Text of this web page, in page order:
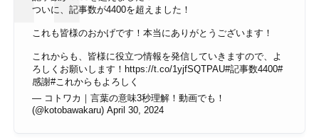
ついに、記事数が4400を超えました！
これも皆様のおかげです！本当にありがとうございます！
これからも、皆様に役立つ情報を発信していきますので、よ
ろしくお願いします！ https://t.co/1yjfSQTPAU#記事数4400#
感謝#これからもよろしく
— コトワカ｜言葉の意味3秒理解！動画でも！
(@kotobawakaru) April 30, 2024